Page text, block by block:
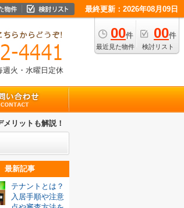
最終更新：2026年08月09日
00件
最近見た物件
00件
検討リスト
週火・水曜日定休
リットも解説！
最新記事
テナントとは？
入居手順や注意